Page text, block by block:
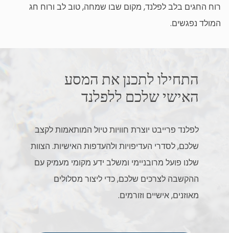
רוח החגים בלב לפלנד, מקום שבו שמחה, טוב לב ורוח חג
המולד נפגשים.
התחילו לתכנן את המסע
האישי שלכם ללפלנד
לפלנד פרייבט יוצרת חוויות טיול המותאמות לקצב
שלכם, לסדרי העדיפויות ולהעדפות האישיות. הצוות
שלנו פועל מרובניימי ומשלב ידע מקומי מעמיק עם
ההקשבה לצרכים שלכם, כדי ליצור מסלולים
מאוזנים, אישיים וזורמים.